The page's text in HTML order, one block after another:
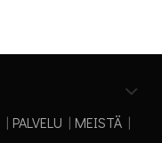
| PALVELU | MEISTÄ |